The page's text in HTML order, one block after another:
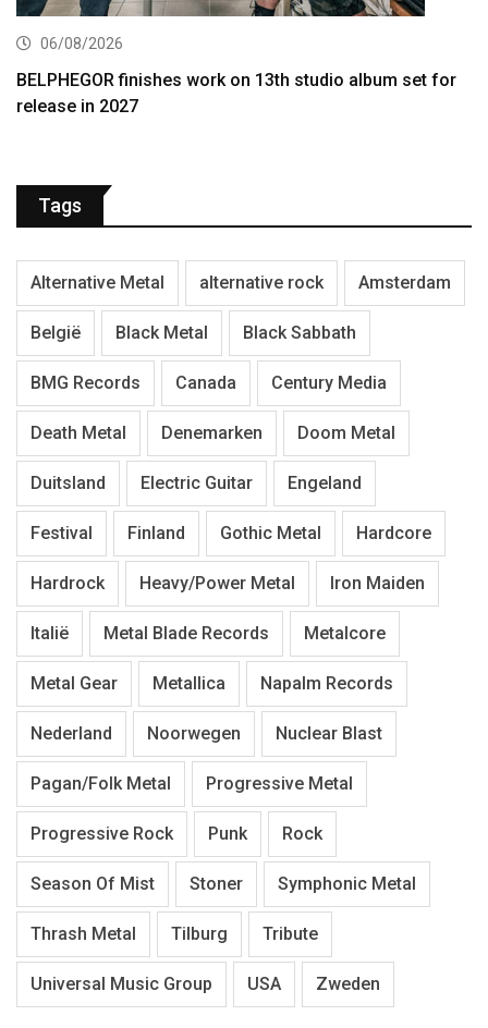
06/08/2026
BELPHEGOR finishes work on 13th studio album set for
release in 2027
Tags
Alternative Metal alternative rock Amsterdam
België Black Metal Black Sabbath
BMG Records Canada Century Media
Death Metal Denemarken Doom Metal
Duitsland Electric Guitar Engeland
Festival Finland Gothic Metal Hardcore
Hardrock Heavy/Power Metal Iron Maiden
Italië Metal Blade Records Metalcore
Metal Gear Metallica Napalm Records
Nederland Noorwegen Nuclear Blast
Pagan/Folk Metal Progressive Metal
Progressive Rock Punk Rock
Season Of Mist Stoner Symphonic Metal
Thrash Metal Tilburg Tribute
Universal Music Group USA Zweden